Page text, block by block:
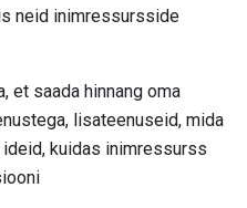
neid inimressursside
et saada hinnang oma
lisateenuseid, mida
kuidas inimressurss